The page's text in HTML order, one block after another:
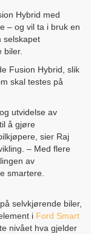
Hybrid med
– og vil ta i bruk en
selskapet
biler.
Fusion Hybrid, slik
skal testes på
utvidelse av
å gjøre
sier Raj
– Med flere
av
smartere.
selvkjørende biler,
i Ford Smart
nivået hva gjelder